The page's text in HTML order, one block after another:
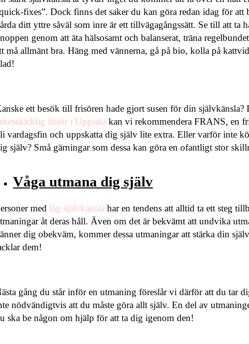
fixes”. Dock finns det saker du kan göra redan idag för att
ditt yttre såväl som inre är ett tillvägagångssätt. Se till att ta
genom att äta hälsosamt och balanserat, träna
må allmänt bra. Häng med vännerna, gå på bio, kolla på
ett besök till frisören hade gjort susen för din självkänsla?
frisör i Uppsala kan vi rekommendera FRANS, en
vardagsfin och uppskatta dig själv lite extra. Eller varför inte
själv? Små gärningar som dessa kan göra en ofantligt stor
Våga utmana dig själv
med låg självkänsla har en tendens att alltid ta ett steg
åt deras håll. Även om det är bekvämt att undvika
dig obekväm, kommer dessa utmaningar att stärka din
dem!
gång du står inför en utmaning föreslår vi därför att du tar
nödvändigtvis att du måste göra allt själv. En del av
ska be någon om hjälp för att ta dig igenom den!